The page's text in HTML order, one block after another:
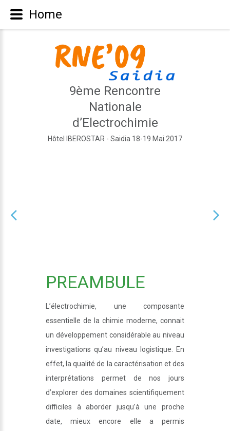
9ème Rencontre
Nationale
d’Electrochimie
Hôtel IBEROSTAR - Saidia 18-19 Mai 2017
PREAMBULE
L’électrochimie, une composante
essentielle de la chimie moderne, connait
un développement considérable au niveau
investigations qu’au niveau logistique. En
effet, la qualité de la caractérisation et des
interprétations permet de nos jours
d’explorer des domaines scientifiquement
difficiles à aborder jusqu’à une proche
date, mieux encore elle a permis
Home